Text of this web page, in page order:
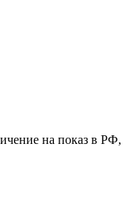
на показ в РФ,